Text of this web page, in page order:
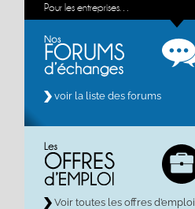
Pour les entreprises…
voir la liste des forums
Voir toutes les offres d’emploi